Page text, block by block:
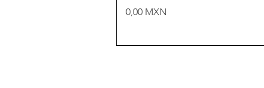
Precio
0,00 MXN